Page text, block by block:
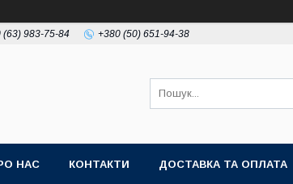
(63) 983-75-84 +380 (50) 651-94-38
НАС КОНТАКТИ ДОСТАВКА ТА ОПЛАТА